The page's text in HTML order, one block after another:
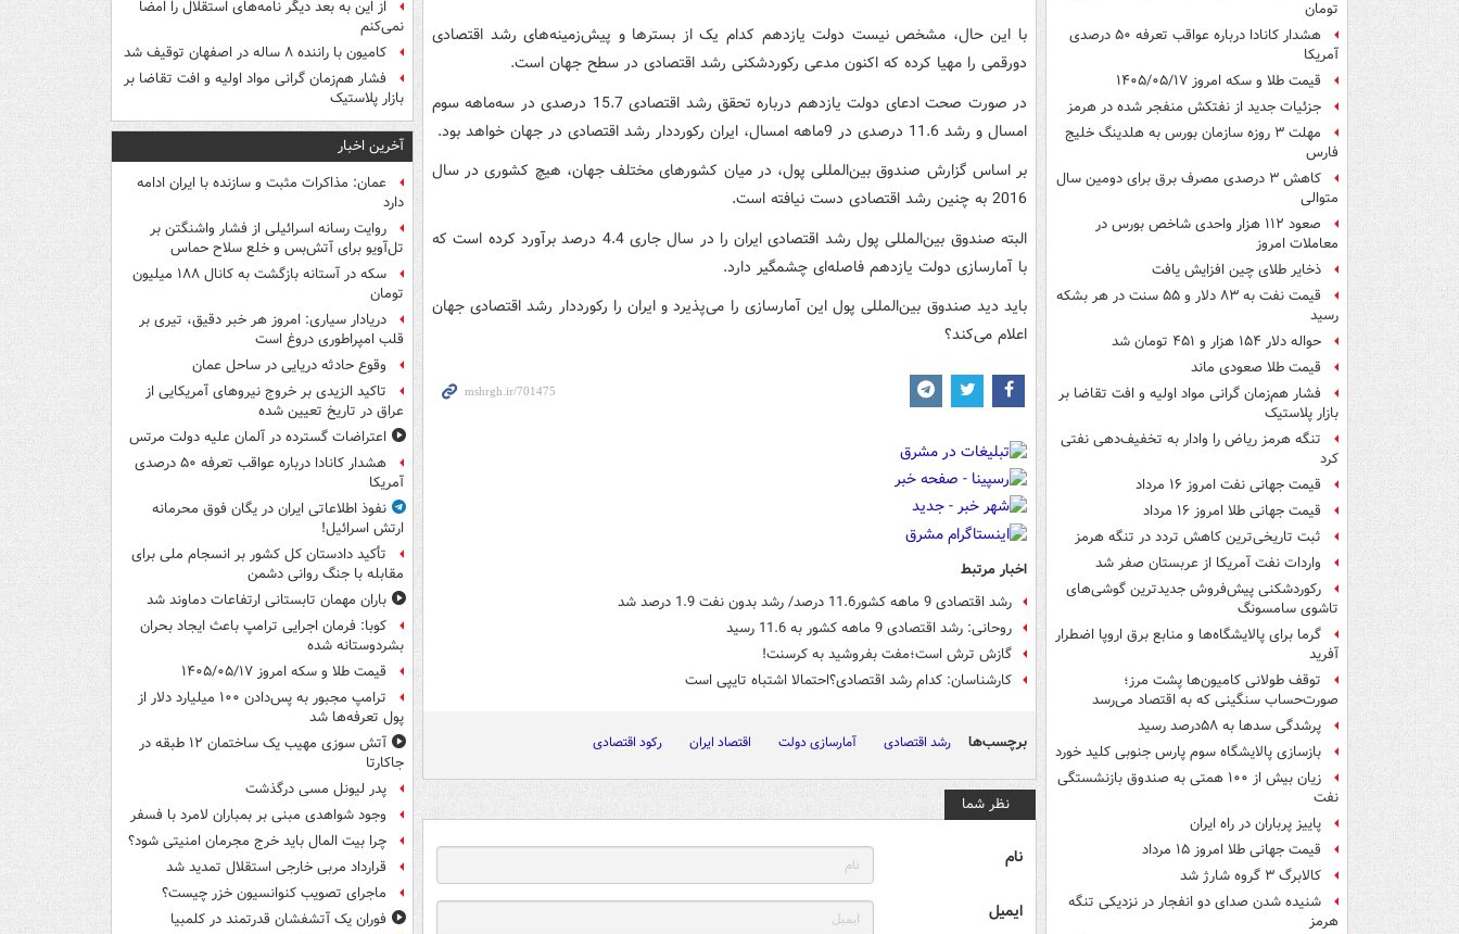
تومان
هشدار کانادا درباره عواقب تعرفه ۵۰ درصدی
آمریکا
قیمت طلا و سکه امروز ۱۴۰۵/۰۵/۱۷
جزئیات جدید از نفتکش منفجر شده در هرمز
مهلت ۳ روزه سازمان بورس به هلدینگ خلیج
فارس
کاهش ۳ درصدی مصرف برق برای دومین سال
متوالی
صعود ۱۱۲ هزار واحدی شاخص بورس در
معاملات امروز
ذخایر طلای چین افزایش یافت
قیمت نفت به ۸۳ دلار و ۵۵ سنت در هر بشکه
رسید
حواله دلار ۱۵۴ هزار و ۴۵۱ تومان شد
قیمت طلا صعودی ماند
فشار هم‌زمان گرانی مواد اولیه و افت تقاضا بر
بازار پلاستیک
تنگه هرمز ریاض را وادار به تخفیف‌دهی نفتی
کرد
قیمت جهانی نفت امروز ۱۶ مرداد
قیمت جهانی طلا امروز ۱۶ مرداد
ثبت تاریخی‌ترین کاهش تردد در تنگه هرمز
واردات نفت آمریکا از عربستان صفر شد
رکوردشکنی پیش‌فروش جدیدترین گوشی‌های
تاشوی سامسونگ
گرما برای پالایشگاه‌ها و منابع برق اروپا اضطرار
آفرید
توقف طولانی کامیون‌ها پشت مرز؛
صورت‌حساب سنگینی که به اقتصاد می‌رسد
پرشدگی سدها به ۵۸درصد رسید
بازسازی پالایشگاه سوم پارس جنوبی کلید خورد
زیان بیش از ۱۰۰ همتی به صندوق‌ بازنشستگی
نفت
پاییز پرباران در راه ایران
قیمت جهانی طلا امروز ۱۵ مرداد
کالابرگ ۳ گروه شارژ شد
شنیده شدن صدای دو انفجار در نزدیکی تنگه
هرمز
با این حال، مشخص نیست دولت یازدهم کدام یک از بسترها و پیش‌زمینه‌های رشد اقتصادی
دورقمی را مهیا کرده که اکنون مدعی رکوردشکنی رشد اقتصادی در سطح جهان است.
در صورت صحت ادعای دولت یازدهم درباره تحقق رشد اقتصادی 15.7 درصدی در سه‌ماهه سوم
امسال و رشد 11.6 درصدی در 9ماهه امسال، ایران رکورددار رشد اقتصادی در جهان خواهد بود.
بر اساس گزارش صندوق بین‌المللی پول، در میان کشورهای مختلف جهان، هیچ کشوری در سال
2016 به چنین رشد اقتصادی دست نیافته است.
البته صندوق بین‌المللی پول رشد اقتصادی ایران را در سال جاری 4.4 درصد برآورد کرده است که
با آمارسازی دولت یازدهم فاصله‌ای چشمگیر دارد.
باید دید صندوق بین‌المللی پول این آمارسازی را می‌پذیرد و ایران را رکورددار رشد اقتصادی جهان
اعلام می‌کند؟
اخبار مرتبط
رشد اقتصادی 9 ماهه کشور11.6 درصد/ رشد بدون نفت 1.9 درصد شد
روحانی: رشد اقتصادی 9 ماهه کشور به 11.6 رسید
گازش ترش است؛مفت بفروشید به کرسنت!
کارشناسان: کدام رشد اقتصادی؟احتمالا اشتباه تایپی است
برچسب‌ها رشد اقتصادی آمارسازی دولت اقتصاد ایران رکود اقتصادی
نظر شما
نام
ایمیل
از این به بعد دیگر نامه‌های استقلال را امضا
نمی‌کنم
کامیون با راننده ۸ ساله در اصفهان توقیف شد
فشار هم‌زمان گرانی مواد اولیه و افت تقاضا بر
بازار پلاستیک
آخرین اخبار
عمان: مذاکرات مثبت و سازنده با ایران ادامه
دارد
روایت رسانه اسرائیلی از فشار واشنگتن بر
تل‌آویو برای آتش‌بس و خلع سلاح حماس
سکه در آستانه بازگشت به کانال ۱۸۸ میلیون
تومان
دریادار سیاری: امروز هر خبر دقیق، تیری بر
قلب امپراطوری دروغ است
وقوع حادثه دریایی در ساحل عمان
تاکید الزیدی بر خروج نیروهای آمریکایی از
عراق در تاریخ تعیین شده
اعتراضات گسترده در آلمان علیه دولت مرتس
هشدار کانادا درباره عواقب تعرفه ۵۰ درصدی
آمریکا
نفوذ اطلاعاتی ایران در یگان فوق محرمانه
ارتش اسرائیل!
تأکید دادستان کل کشور بر انسجام ملی برای
مقابله با جنگ روانی دشمن
باران مهمان تابستانی ارتفاعات دماوند شد
کوبا: فرمان اجرایی ترامپ باعث ایجاد بحران
بشردوستانه شده
قیمت طلا و سکه امروز ۱۴۰۵/۰۵/۱۷
ترامپ مجبور به پس‌دادن ۱۰۰ میلیارد دلار از
پول تعرفه‌ها شد
آتش سوزی مهیب یک ساختمان ۱۲ طبقه در
جاکارتا
پدر لیونل مسی درگذشت
وجود شواهدی مبنی بر بمباران لامرد با فسفر
چرا بیت المال باید خرج مجرمان امنیتی شود؟
قرارداد مربی خارجی استقلال تمدید شد
ماجرای تصویب کنوانسیون خزر چیست؟
فوران یک آتشفشان قدرتمند در کلمبیا